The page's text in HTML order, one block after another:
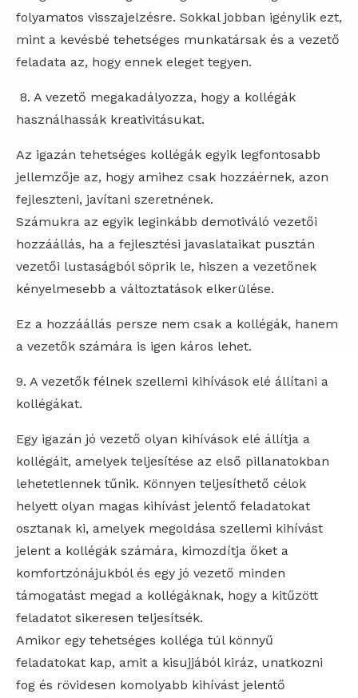
folyamatos visszajelzésre. Sokkal jobban igénylik ezt,
mint a kevésbé tehetséges munkatársak és a vezető
feladata az, hogy ennek eleget tegyen.
8. A vezető megakadályozza, hogy a kollégák
használhassák kreativitásukat.
Az igazán tehetséges kollégák egyik legfontosabb
jellemzője az, hogy amihez csak hozzáérnek, azon
fejleszteni, javítani szeretnének.
Számukra az egyik leginkább demotiváló vezetői
hozzáállás, ha a fejlesztési javaslataikat pusztán
vezetői lustaságból söprik le, hiszen a vezetőnek
kényelmesebb a változtatások elkerülése.
Ez a hozzáállás persze nem csak a kollégák, hanem
a vezetők számára is igen káros lehet.
9. A vezetők félnek szellemi kihívások elé állítani a
kollégákat.
Egy igazán jó vezető olyan kihívások elé állítja a
kollégáit, amelyek teljesítése az első pillanatokban
lehetetlennek tűnik. Könnyen teljesíthető célok
helyett olyan magas kihívást jelentő feladatokat
osztanak ki, amelyek megoldása szellemi kihívást
jelent a kollégák számára, kimozdítja őket a
komfortzónájukból és egy jó vezető minden
támogatást megad a kollégáknak, hogy a kitűzött
feladatot sikeresen teljesítsék.
Amikor egy tehetséges kolléga túl könnyű
feladatokat kap, amit a kisujjából kiráz, unatkozni
fog és rövidesen komolyabb kihívást jelentő